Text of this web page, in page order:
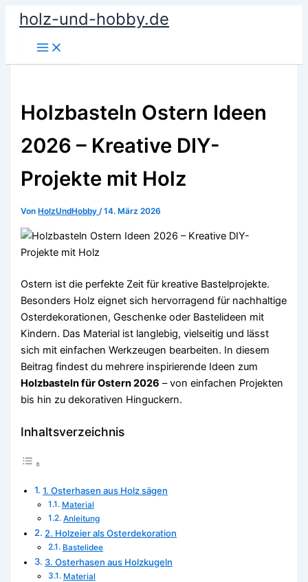
Zum
Inhalt
springen
holz-und-hobby.de
Holzbasteln Ostern Ideen
2026 – Kreative DIY-
Projekte mit Holz
Von HolzUndHobby/14. März 2026
Ostern ist die perfekte Zeit für kreative Bastelprojekte.
Besonders Holz eignet sich hervorragend für nachhaltige
Osterdekorationen, Geschenke oder Bastelideen mit
Kindern. Das Material ist langlebig, vielseitig und lässt
sich mit einfachen Werkzeugen bearbeiten. In diesem
Beitrag findest du mehrere inspirierende Ideen zum
Holzbasteln für Ostern 2026 – von einfachen Projekten
bis hin zu dekorativen Hinguckern.
Inhaltsverzeichnis
1. Osterhasen aus Holz sägen
Material
Anleitung
2. Holzeier als Osterdekoration
Bastelidee
3. Osterhasen aus Holzkugeln
Material